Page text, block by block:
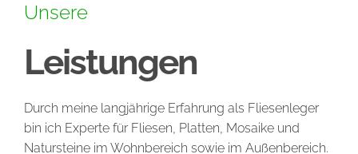
Unsere
Leistungen
Durch meine langjährige Erfahrung als Fliesenleger
bin ich Experte für Fliesen, Platten, Mosaike und
Natursteine im Wohnbereich sowie im Außenbereich.